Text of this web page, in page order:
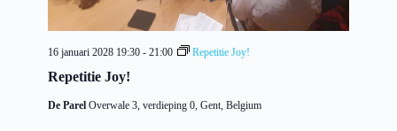
Repetitie Joy!
16 januari 2028 19:30 - 21:00 Repetitie Joy!
De Parel Overwale 3, verdieping 0, Gent, Belgium